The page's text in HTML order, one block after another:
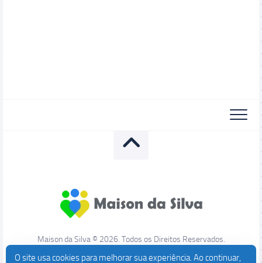
Maison da Silva © 2026. Todos os Direitos Reservados.
O site usa cookies para melhorar sua experiência. Ao continuar,